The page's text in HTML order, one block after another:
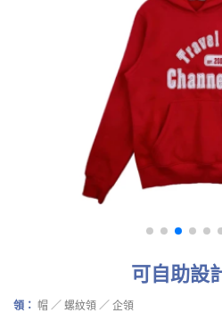
可自助設
領： 帽 ／ 螺紋領 ／ 企領